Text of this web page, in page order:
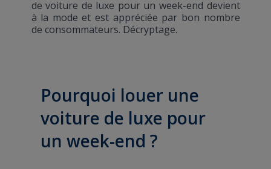
de voiture de luxe pour un week-end devient
à la mode et est appréciée par bon nombre
de consommateurs. Décryptage.
Pourquoi louer une
voiture de luxe pour
un week-end ?